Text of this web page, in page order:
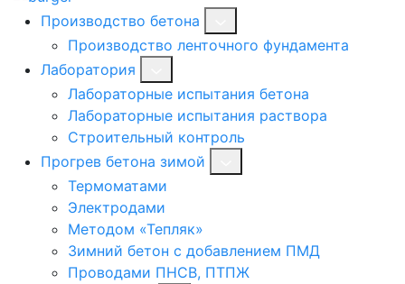
Производство бетона
Производство ленточного фундамента
Лаборатория
Лабораторные испытания бетона
Лабораторные испытания раствора
Строительный контроль
Прогрев бетона зимой
Термоматами
Электродами
Методом «Тепляк»
Зимний бетон с добавлением ПМД
Проводами ПНСВ, ПТПЖ